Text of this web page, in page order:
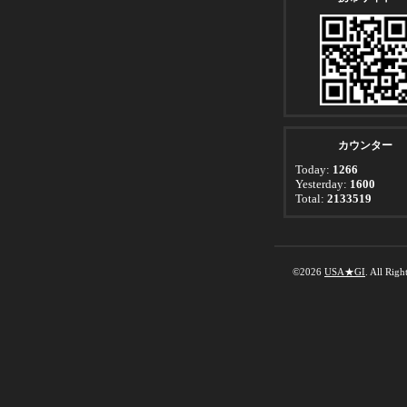
カウンター
Today: 1266
Yesterday: 1600
Total: 2133519
©2026 USA★GI . All